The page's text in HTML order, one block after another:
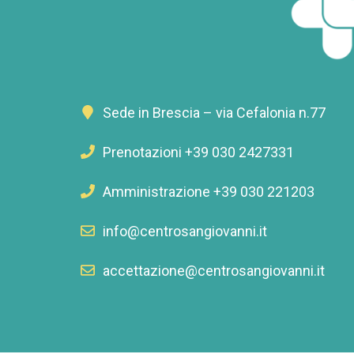
Sede in Brescia – via Cefalonia n.77
Prenotazioni +39 030 2427331
Amministrazione +39 030 221203
info@centrosangiovanni.it
accettazione@centrosangiovanni.it